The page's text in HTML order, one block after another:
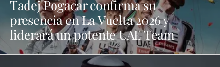
Tadej Pogacar confirma su
presencia en La Vuelta 2026 y
liderará un potente UAE Team